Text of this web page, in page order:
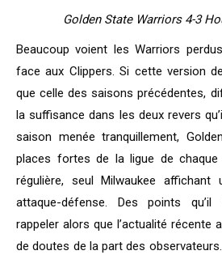
Golden State Warriors 4-3
Beaucoup voient les Warriors
face aux Clippers. Si cette version
que celle des saisons précédentes,
la suffisance dans les deux revers
saison menée tranquillement,
places fortes de la ligue de
régulière, seul Milwaukee affichant
attaque-défense. Des points
rappeler alors que l’actualité récente
de doutes de la part des